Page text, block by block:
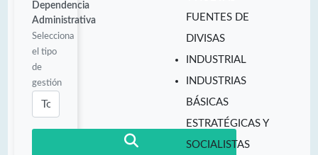
Dependencia
Administrativa
Selecciona
el tipo
de
gestión
FUENTES DE
DIVISAS
INDUSTRIAL
INDUSTRIAS
BÁSICAS
ESTRATÉGICAS Y
SOCIALISTAS